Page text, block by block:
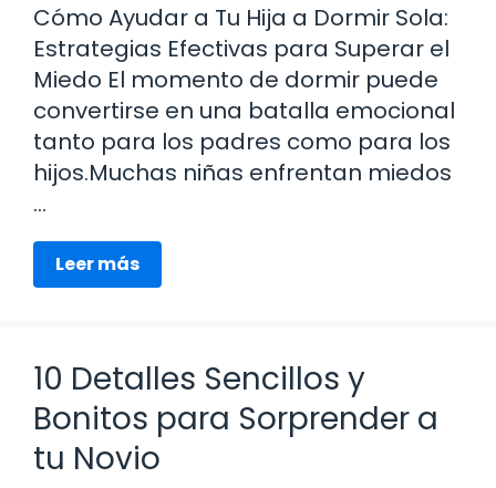
Cómo Ayudar a Tu Hija a Dormir Sola:
Estrategias Efectivas para Superar el
Miedo El momento de dormir puede
convertirse en una batalla emocional
tanto para los padres como para los
hijos.Muchas niñas enfrentan miedos
…
Leer más
10 Detalles Sencillos y
Bonitos para Sorprender a
tu Novio